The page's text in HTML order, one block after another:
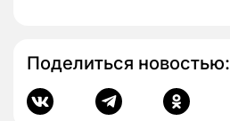
Поделиться новостью: